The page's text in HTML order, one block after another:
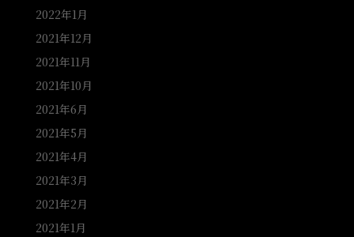
2022年1月
2021年12月
2021年11月
2021年10月
2021年6月
2021年5月
2021年4月
2021年3月
2021年2月
2021年1月